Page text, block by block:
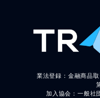
業法登録：金融商品
加入協会：一般社